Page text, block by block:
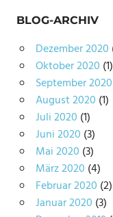
BLOG-ARCHIV
Dezember 2020
Oktober 2020 (1)
September 2020
August 2020 (1)
Juli 2020 (1)
Juni 2020 (3)
Mai 2020 (3)
März 2020 (4)
Februar 2020 (2)
Januar 2020 (3)